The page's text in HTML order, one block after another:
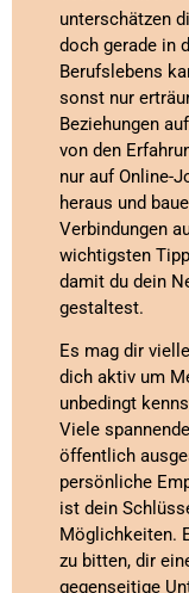
unterschätzen
doch gerade in
Berufslebens
sonst nur
Beziehungen
von den
nur auf Online-
heraus und
Verbindungen
wichtigsten
damit du dein
gestaltest.
Es mag dir
dich aktiv um
unbedingt
Viele
öffentlich
persönliche
ist dein
Möglichkeiten.
zu bitten, dir
gegenseitige